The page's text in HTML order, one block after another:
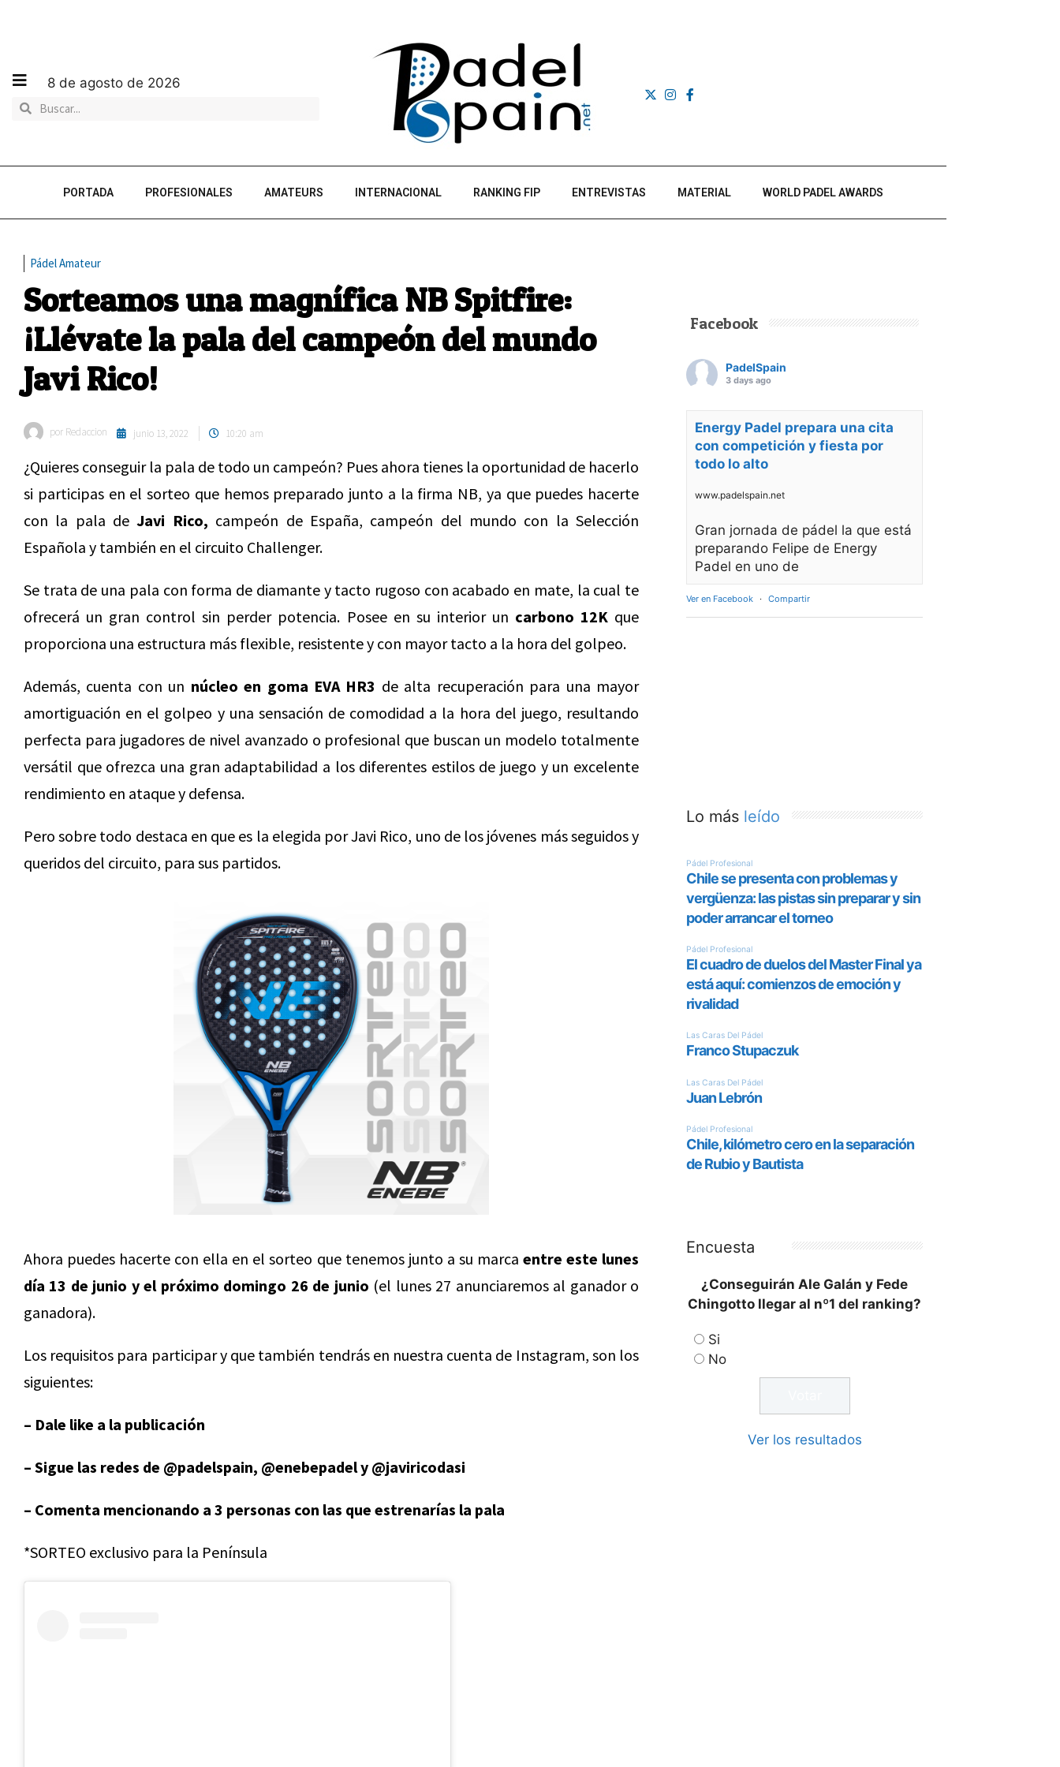
8 de agosto de 2026
PORTADA PROFESIONALES AMATEURS INTERNACIONAL RANKING FIP ENTREVISTAS MATERIAL WORLD PADEL AWARDS
Pádel Amateur
Sorteamos una magnífica NB Spitfire:
¡Llévate la pala del campeón del mundo
Javi Rico!
por Redaccion junio 13, 2022 10:20 am
¿Quieres conseguir la pala de todo un campeón? Pues ahora tienes la oportunidad de hacerlo
si participas en el sorteo que hemos preparado junto a la firma NB, ya que puedes hacerte
con la pala deJavi Rico, campeón de España, campeón del mundo con la Selección
Española y también en el circuito Challenger.
Se trata de una pala con forma de diamante y tacto rugoso con acabado en mate, la cual te
ofrecerá un gran control sin perder potencia. Posee en su interior un carbono 12Kque
proporciona una estructura más flexible, resistente y con mayor tacto a la hora del golpeo.
Además, cuenta con un núcleo en goma EVA HR3 de alta recuperación para una mayor
amortiguación en el golpeo y una sensación de comodidad a la hora del juego, resultando
perfecta para jugadores de nivel avanzado o profesional que buscan un modelo totalmente
versátil que ofrezca una gran adaptabilidad a los diferentes estilos de juego y un excelente
rendimiento en ataque y defensa.
Pero sobre todo destaca en que es la elegida por Javi Rico, uno de los jóvenes más seguidos y
queridos del circuito, para sus partidos.
Ahora puedes hacerte con ella en el sorteo que tenemos junto a su marca entre este lunes
día 13 de junio y el próximo domingo 26 de junio (el lunes 27 anunciaremos al ganador o
ganadora).
Los requisitos para participar y que también tendrás en nuestra cuenta de Instagram, son los
siguientes:
– Dale like a la publicación
– Sigue las redes de @padelspain, @enebepadel y @javiricodasi
– Comenta mencionando a 3 personas con las que estrenarías la pala
*SORTEO exclusivo para la Península
Facebook
PadelSpain
3 days ago
Energy Padel prepara una cita
con competición y fiesta por
todo lo alto
www.padelspain.net
Gran jornada de pádel la que está
preparando Felipe de Energy
Padel en uno de
Ver en Facebook · Compartir
Lo más leído
Encuesta
¿Conseguirán Ale Galán y Fede
Chingotto llegar al nº1 del ranking?
Si
No
Ver los resultados